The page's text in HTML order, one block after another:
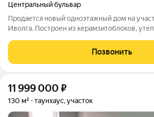
Центральный бульвар
Продается новый одноэтажный дом на
Иволга. Построен из керамзитоблоков,
отделка. Пластиковые окна. Отопление
скважина. Септик 6 куб. Также
Позвонить
11 999 000 ₽
130 м² таунхаус, участок